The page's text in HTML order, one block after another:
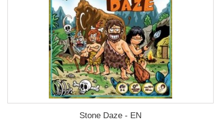
Stone Daze - EN